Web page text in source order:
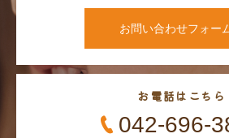
お問い合わせフォー
お電話はこちら
042-696-